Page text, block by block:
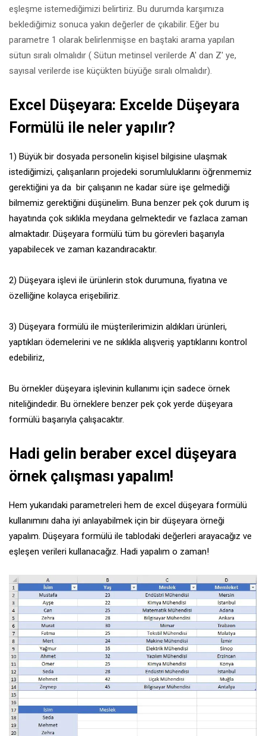
eşleşme istemediğimizi belirtiriz. Bu durumda karşımıza
beklediğimiz sonuca yakın değerler de çıkabilir. Eğer bu
parametre 1 olarak belirlenmişse en baştaki arama yapılan
sütun sıralı olmalıdır ( Sütun metinsel verilerde A' dan Z' ye,
sayısal verilerde ise küçükten büyüğe sıralı olmalıdır).
Excel Düşeyara: Excelde Düşeyara
Formülü ile neler yapılır?
1) Büyük bir dosyada personelin kişisel bilgisine ulaşmak
istediğimizi, çalışanların projedeki sorumluluklarını öğrenmemiz
gerektiğini ya da bir çalışanın ne kadar süre işe gelmediği
bilmemiz gerektiğini düşünelim. Buna benzer pek çok durum iş
hayatında çok sıklıkla meydana gelmektedir ve fazlaca zaman
almaktadır. Düşeyara formülü tüm bu görevleri başarıyla
yapabilecek ve zaman kazandıracaktır.
2) Düşeyara işlevi ile ürünlerin stok durumuna, fiyatına ve
özelliğine kolayca erişebiliriz.
3) Düşeyara formülü ile müşterilerimizin aldıkları ürünleri,
yaptıkları ödemelerini ve ne sıklıkla alışveriş yaptıklarını kontrol
edebiliriz,
Bu örnekler düşeyara işlevinin kullanımı için sadece örnek
niteliğindedir. Bu örneklere benzer pek çok yerde düşeyara
formülü başarıyla çalışacaktır.
Hadi gelin beraber excel düşeyara
örnek çalışması yapalım!
Hem yukarıdaki parametreleri hem de excel düşeyara formülü
kullanımını daha iyi anlayabilmek için bir düşeyara örneği
yapalım. Düşeyara formülü ile tablodaki değerleri arayacağız ve
eşleşen verileri kullanacağız. Hadi yapalım o zaman!